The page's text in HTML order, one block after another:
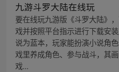
九游斗罗大陆在线玩
要在线玩九游版《斗罗大陆》
戏并按照平台指示进行下载安
说为蓝本，玩家能扮演小说角
戏里养成角色、参与战斗，其
戏...